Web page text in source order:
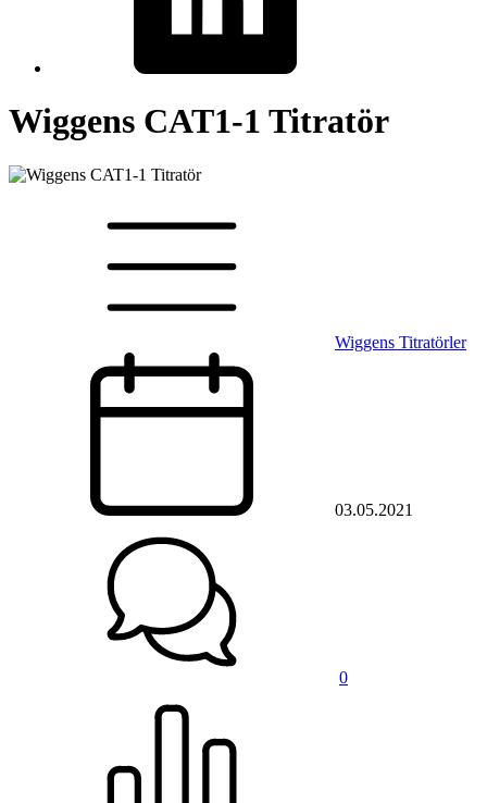
Wiggens CAT1-1 Titratör
Wiggens Titratörler
03.05.2021
0